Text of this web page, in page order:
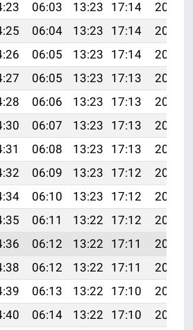
06:03 13:23 17:14
20:33
06:04 13:23 17:14
20:32
06:05 13:23 17:14
20:31
06:05 13:23 17:13
20:30
06:06 13:23 17:13
20:29
06:07 13:23 17:13
20:28
06:08 13:23 17:13
20:27
06:09 13:23 17:12
20:26
06:10 13:23 17:12
20:25
06:11 13:22 17:12
20:24
06:12 13:22 17:11
20:23
06:12 13:22 17:11
20:22
06:13 13:22 17:10
20:21
06:14 13:22 17:10
20:20